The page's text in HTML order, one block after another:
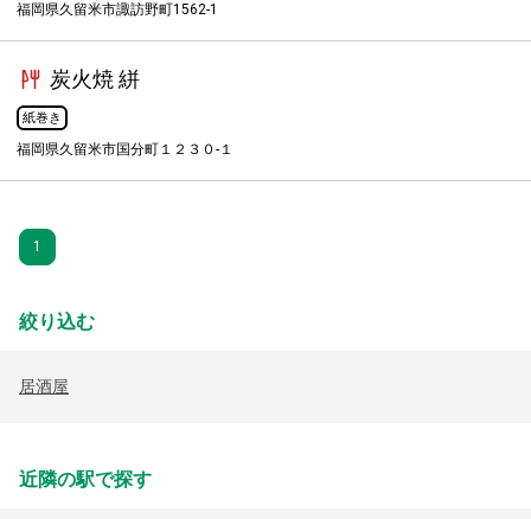
福岡県久留米市諏訪野町1562-1
炭火焼 絣
紙巻き
福岡県久留米市国分町１２３０-１
1
絞り込む
居酒屋
近隣の駅で探す